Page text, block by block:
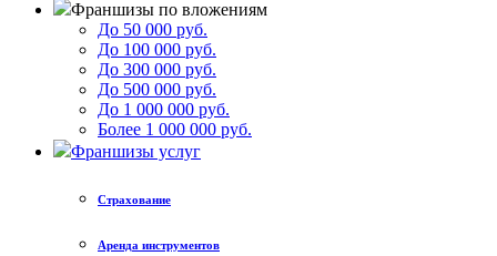
Франшизы по вложениям
До 50 000 руб.
До 100 000 руб.
До 300 000 руб.
До 500 000 руб.
До 1 000 000 руб.
Более 1 000 000 руб.
Франшизы услуг
Страхование
Аренда инструментов